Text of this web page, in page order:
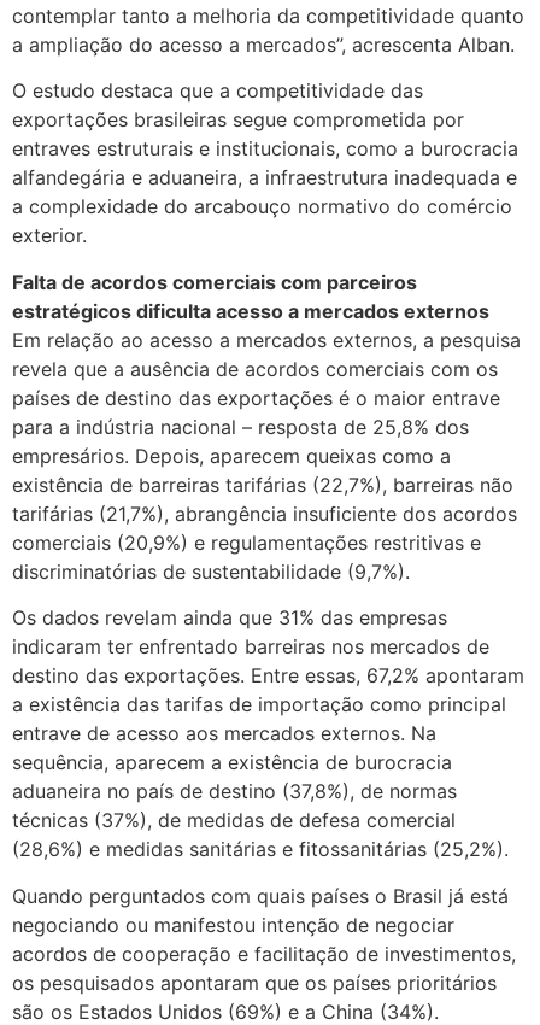
contemplar tanto a melhoria da competitividade quanto
a ampliação do acesso a mercados”, acrescenta Alban.
O estudo destaca que a competitividade das
exportações brasileiras segue comprometida por
entraves estruturais e institucionais, como a burocracia
alfandegária e aduaneira, a infraestrutura inadequada e
a complexidade do arcabouço normativo do comércio
exterior.
Falta de acordos comerciais com parceiros
estratégicos dificulta acesso a mercados externos
Em relação ao acesso a mercados externos, a pesquisa
revela que a ausência de acordos comerciais com os
países de destino das exportações é o maior entrave
para a indústria nacional – resposta de 25,8% dos
empresários. Depois, aparecem queixas como a
existência de barreiras tarifárias (22,7%), barreiras não
tarifárias (21,7%), abrangência insuficiente dos acordos
comerciais (20,9%) e regulamentações restritivas e
discriminatórias de sustentabilidade (9,7%).
Os dados revelam ainda que 31% das empresas
indicaram ter enfrentado barreiras nos mercados de
destino das exportações. Entre essas, 67,2% apontaram
a existência das tarifas de importação como principal
entrave de acesso aos mercados externos. Na
sequência, aparecem a existência de burocracia
aduaneira no país de destino (37,8%), de normas
técnicas (37%), de medidas de defesa comercial
(28,6%) e medidas sanitárias e fitossanitárias (25,2%).
Quando perguntados com quais países o Brasil já está
negociando ou manifestou intenção de negociar
acordos de cooperação e facilitação de investimentos,
os pesquisados apontaram que os países prioritários
são os Estados Unidos (69%) e a China (34%).